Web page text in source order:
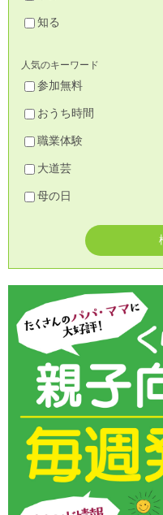
知る
人気のキーワード
参加無料
おうち時間
職業体験
大道芸
母の日